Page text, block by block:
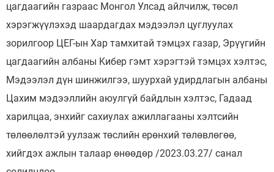
цагдаагийн газраас Монгол Улсад айлчилж, төсөл
хэрэгжүүлэхэд шаардагдах мэдээлэл цуглуулах
зорилгоор ЦЕГ-ын Хар тамхитай тэмцэх газар, Эрүүгийн
цагдаагийн албаны Kибер гэмт хэрэгтэй тэмцэх хэлтэс,
Мэдээлэл дүн шинжилгээ, шуурхай удирдлагын албаны
Цахим мэдээллийн аюулгүй байдлын хэлтэс, Гадаад
харилцаа, энхийг сахиулах ажиллагааны хэлтсийн
төлөөлөлтэй уулзаж төслийн ерөнхий төлөвлөгөө,
хийгдэх ажлын талаар өнөөдөр /2023.03.27/ санал